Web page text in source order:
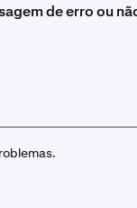
de erro ou